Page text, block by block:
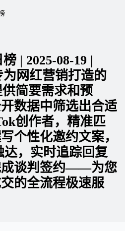
| 2025-08-19 |
网红营销打造的
简要需求和预
数据中筛选出合适
创作者，精准匹
个性化邀约文案，
达，实时追踪回复
成谈判签约——为您
的全流程极速服